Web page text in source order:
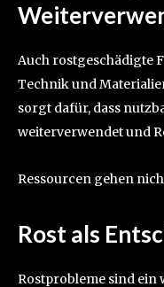
Auch rostgeschädigte
Technik und
sorgt dafür, dass
weiterverwendet und
Ressourcen gehen
Rost als
Rostprobleme sind ein